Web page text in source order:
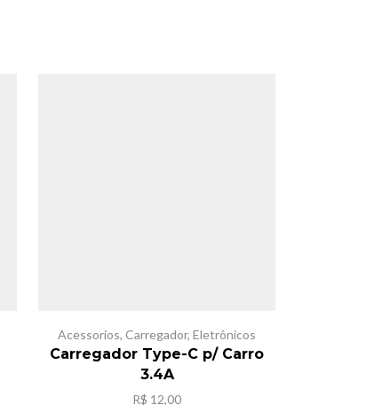
Acessorios, Carregador, Eletrônicos
Carregador Type-C p/ Carro
3.4A
R$ 12,00